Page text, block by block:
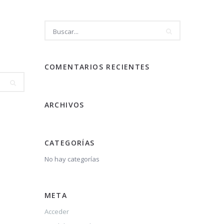
COMENTARIOS RECIENTES
ARCHIVOS
CATEGORÍAS
No hay categorías
META
Acceder